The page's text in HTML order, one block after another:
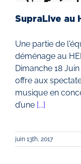
SupraLive au
Une partie de
déménage au
Dimanche 18
offre aux
musique en
d’une [...]
juin 13th, 2017